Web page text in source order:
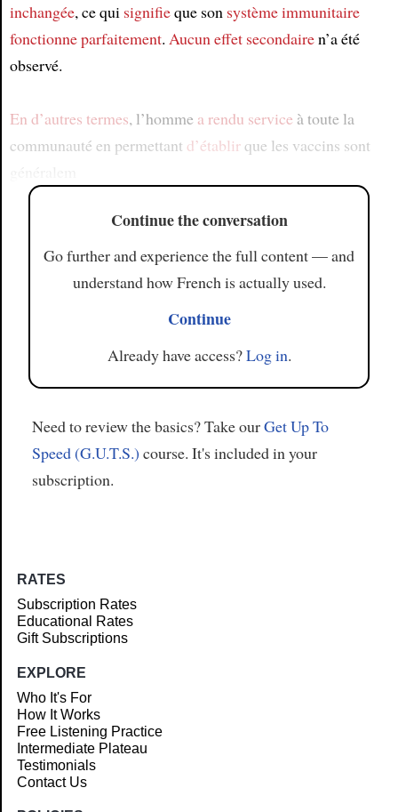
inchangée, ce qui signifieque son système immunitaire
fonctionne parfaitement. Aucun effet secondairen’a été
observé.
En d’autres termes, l’homme a rendu service à toute la
communauté en permettant d’établirque les vaccins sont
Continue the conversation
Go further and experience the full content — and
understand how French is actually used.
Continue
Already have access?Log in.
Need to review the basics? Take ourGet Up To
Speed (G.U.T.S.) course. It's included in your
subscription.
RATES
Subscription Rates
Educational Rates
Gift Subscriptions
EXPLORE
Who It's For
How It Works
Free Listening Practice
Intermediate Plateau
Testimonials
Contact Us